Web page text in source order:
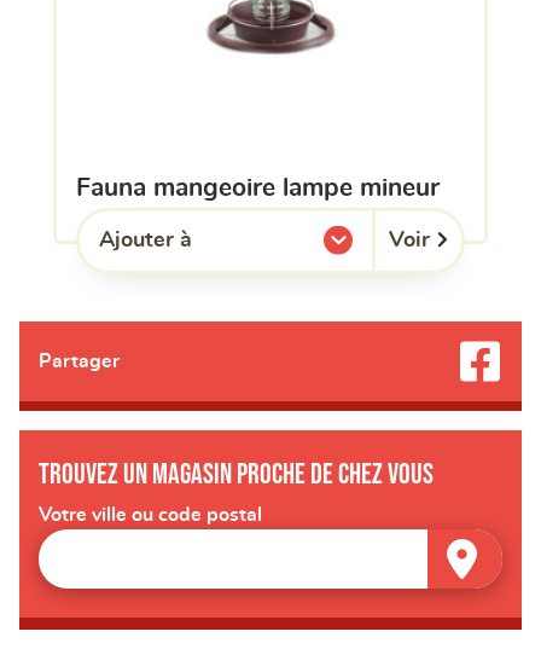
fauna mangeoire lampe mineur
Ajouter à
l'une de mes listes. Voir
Partager
Trouvez un magasin proche de chez vous
Votre ville ou code postal